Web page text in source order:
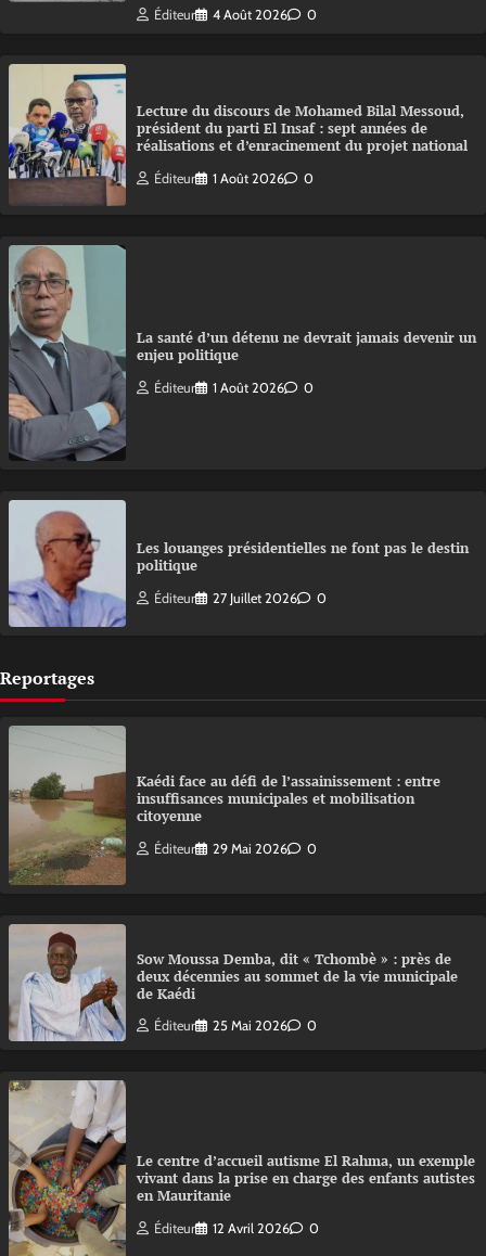
Éditeur 4 Août 2026 0
Lecture du discours de Mohamed Bilal Messoud,
président du parti El Insaf : sept années de
réalisations et d’enracinement du projet national
Éditeur 1 Août 2026 0
La santé d’un détenu ne devrait jamais devenir un
enjeu politique
Éditeur 1 Août 2026 0
Les louanges présidentielles ne font pas le destin
politique
Éditeur 27 Juillet 2026 0
Reportages
Kaédi face au défi de l’assainissement : entre
insuffisances municipales et mobilisation
citoyenne
Éditeur 29 Mai 2026 0
Sow Moussa Demba, dit « Tchombè » : près de
deux décennies au sommet de la vie municipale
de Kaédi
Éditeur 25 Mai 2026 0
Le centre d’accueil autisme El Rahma, un exemple
vivant dans la prise en charge des enfants autistes
en Mauritanie
Éditeur 12 Avril 2026 0